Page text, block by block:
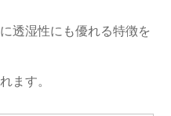
透湿性にも優れる特徴を
ます。